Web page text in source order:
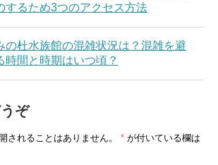
するため3つのアクセス方法
の杜水族館の混雑状況は？混雑を避
時間と時期はいつ頃？
ぞ
されることはありません。 * が付いている欄は